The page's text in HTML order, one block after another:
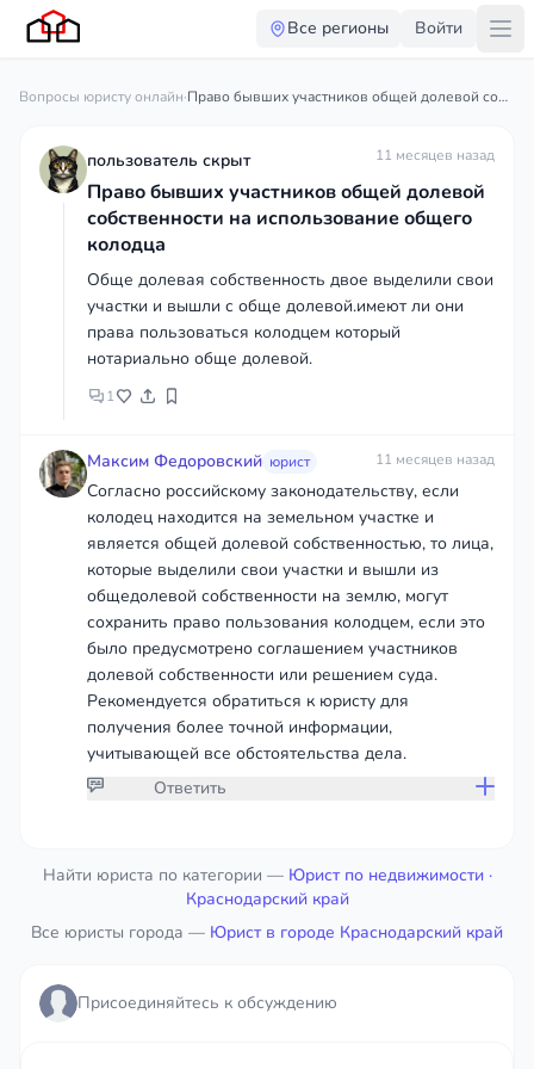
Все регионы Войти
Вопросы юристу онлайн· Право бывших участников общей долевой собственности на использование общего колодца
пользователь скрыт 11 месяцев назад
Право бывших участников общей долевой
собственности на использование общего
колодца
Обще долевая собственность двое выделили свои
участки и вышли с обще долевой.имеют ли они
права пользоваться колодцем который
нотариально обще долевой.
1
Максим Федоровский юрист 11 месяцев назад
Согласно российскому законодательству, если
колодец находится на земельном участке и
является общей долевой собственностью, то лица,
которые выделили свои участки и вышли из
общедолевой собственности на землю, могут
сохранить право пользования колодцем, если это
было предусмотрено соглашением участников
долевой собственности или решением суда.
Рекомендуется обратиться к юристу для
получения более точной информации,
учитывающей все обстоятельства дела.
Ответить
чтобы дать ответ или оставить комментарий
Найти юриста по категории — Юрист по недвижимости·
Краснодарский край
Все юристы города — Юрист в городе Краснодарский край
Присоединяйтесь к обсуждению